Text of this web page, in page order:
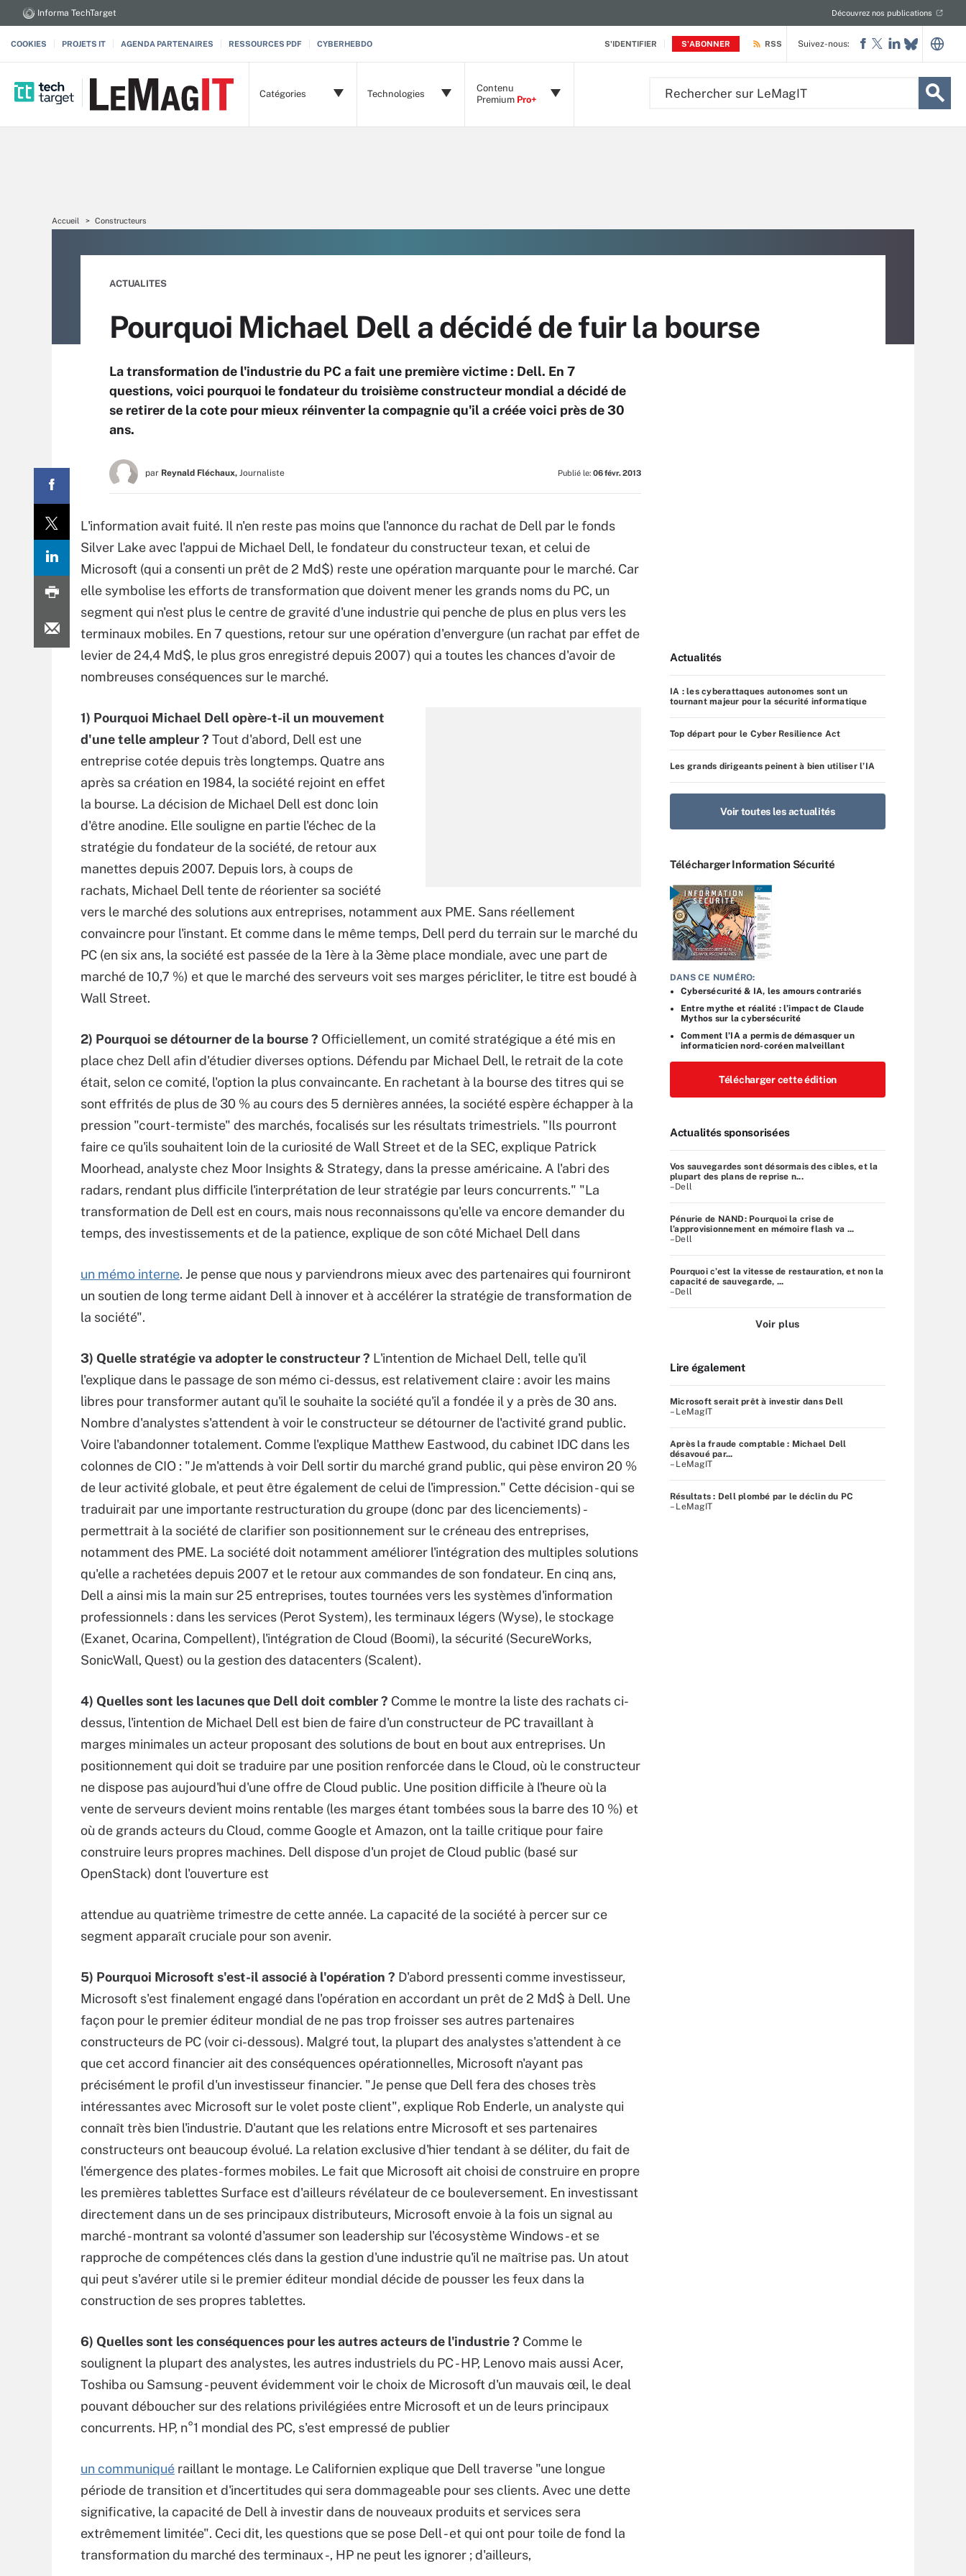
S'IDENTIFIER S'ABONNER
Informa TechTarget Découvrez nos publications
COOKIES PROJETS IT AGENDA PARTENAIRES RESSOURCES PDF CYBERHEBDO RSS
Catégories Technologies
Contenu
Premium Pro+
Suivez-nous:
Accueil Constructeurs
ACTUALITES
Pourquoi Michael Dell a décidé de fuir la bourse
La transformation de l'industrie du PC a fait une première victime : Dell. En 7
questions, voici pourquoi le fondateur du troisième constructeur mondial a décidé de
se retirer de la cote pour mieux réinventer la compagnie qu'il a créée voici près de 30
ans.
par Reynald Fléchaux, Journaliste Publié le: 06 févr. 2013
L'information avait fuité. Il n'en reste pas moins que l'annonce du rachat de Dell par le fonds
Silver Lake avec l'appui de Michael Dell, le fondateur du constructeur texan, et celui de
Microsoft (qui a consenti un prêt de 2 Md$) reste une opération marquante pour le marché. Car
elle symbolise les efforts de transformation que doivent mener les grands noms du PC, un
segment qui n'est plus le centre de gravité d'une industrie qui penche de plus en plus vers les
terminaux mobiles. En 7 questions, retour sur une opération d'envergure (un rachat par effet de
levier de 24,4 Md$, le plus gros enregistré depuis 2007) qui a toutes les chances d'avoir de
nombreuses conséquences sur le marché.
1) Pourquoi Michael Dell opère-t-il un mouvement
d'une telle ampleur ? Tout d'abord, Dell est une
entreprise cotée depuis très longtemps. Quatre ans
après sa création en 1984, la société rejoint en effet
la bourse. La décision de Michael Dell est donc loin
d'être anodine. Elle souligne en partie l'échec de la
stratégie du fondateur de la société, de retour aux
manettes depuis 2007. Depuis lors, à coups de
rachats, Michael Dell tente de réorienter sa société
vers le marché des solutions aux entreprises, notamment aux PME. Sans réellement
convaincre pour l'instant. Et comme dans le même temps, Dell perd du terrain sur le marché du
PC (en six ans, la société est passée de la 1ère à la 3ème place mondiale, avec une part de
marché de 10,7 %) et que le marché des serveurs voit ses marges péricliter, le titre est boudé à
Wall Street.
2) Pourquoi se détourner de la bourse ? Officiellement, un comité stratégique a été mis en
place chez Dell afin d'étudier diverses options. Défendu par Michael Dell, le retrait de la cote
était, selon ce comité, l'option la plus convaincante. En rachetant à la bourse des titres qui se
sont effrités de plus de 30 % au cours des 5 dernières années, la société espère échapper à la
pression "court-termiste" des marchés, focalisés sur les résultats trimestriels. "Ils pourront
faire ce qu'ils souhaitent loin de la curiosité de Wall Street et de la SEC, explique Patrick
Moorhead, analyste chez Moor Insights & Strategy, dans la presse américaine. A l'abri des
radars, rendant plus difficile l'interprétation de leur stratégie par leurs concurrents." "La
transformation de Dell est en cours, mais nous reconnaissons qu'elle va encore demander du
temps, des investissements et de la patience, explique de son côté Michael Dell dans
un mémo interne. Je pense que nous y parviendrons mieux avec des partenaires qui fourniront
un soutien de long terme aidant Dell à innover et à accélérer la stratégie de transformation de
la société".
3) Quelle stratégie va adopter le constructeur ? L'intention de Michael Dell, telle qu'il
l'explique dans le passage de son mémo ci-dessus, est relativement claire : avoir les mains
libres pour transformer autant qu'il le souhaite la société qu'il a fondée il y a près de 30 ans.
Nombre d'analystes s'attendent à voir le constructeur se détourner de l'activité grand public.
Voire l'abandonner totalement. Comme l'explique Matthew Eastwood, du cabinet IDC dans les
colonnes de CIO : "Je m'attends à voir Dell sortir du marché grand public, qui pèse environ 20 %
de leur activité globale, et peut être également de celui de l'impression." Cette décision - qui se
traduirait par une importante restructuration du groupe (donc par des licenciements) -
permettrait à la société de clarifier son positionnement sur le créneau des entreprises,
notamment des PME. La société doit notamment améliorer l'intégration des multiples solutions
qu'elle a rachetées depuis 2007 et le retour aux commandes de son fondateur. En cinq ans,
Dell a ainsi mis la main sur 25 entreprises, toutes tournées vers les systèmes d'information
professionnels : dans les services (Perot System), les terminaux légers (Wyse), le stockage
(Exanet, Ocarina, Compellent), l'intégration de Cloud (Boomi), la sécurité (SecureWorks,
SonicWall, Quest) ou la gestion des datacenters (Scalent).
4) Quelles sont les lacunes que Dell doit combler ? Comme le montre la liste des rachats ci-
dessus, l'intention de Michael Dell est bien de faire d'un constructeur de PC travaillant à
marges minimales un acteur proposant des solutions de bout en bout aux entreprises. Un
positionnement qui doit se traduire par une position renforcée dans le Cloud, où le constructeur
ne dispose pas aujourd'hui d'une offre de Cloud public. Une position difficile à l'heure où la
vente de serveurs devient moins rentable (les marges étant tombées sous la barre des 10 %) et
où de grands acteurs du Cloud, comme Google et Amazon, ont la taille critique pour faire
construire leurs propres machines. Dell dispose d'un projet de Cloud public (basé sur
OpenStack) dont l'ouverture est
attendue au quatrième trimestre de cette année. La capacité de la société à percer sur ce
segment apparaît cruciale pour son avenir.
5) Pourquoi Microsoft s'est-il associé à l'opération ? D'abord pressenti comme investisseur,
Microsoft s'est finalement engagé dans l'opération en accordant un prêt de 2 Md$ à Dell. Une
façon pour le premier éditeur mondial de ne pas trop froisser ses autres partenaires
constructeurs de PC (voir ci-dessous). Malgré tout, la plupart des analystes s'attendent à ce
que cet accord financier ait des conséquences opérationnelles, Microsoft n'ayant pas
précisément le profil d'un investisseur financier. "Je pense que Dell fera des choses très
intéressantes avec Microsoft sur le volet poste client", explique Rob Enderle, un analyste qui
connaît très bien l'industrie. D'autant que les relations entre Microsoft et ses partenaires
constructeurs ont beaucoup évolué. La relation exclusive d'hier tendant à se déliter, du fait de
l'émergence des plates-formes mobiles. Le fait que Microsoft ait choisi de construire en propre
les premières tablettes Surface est d'ailleurs révélateur de ce bouleversement. En investissant
directement dans un de ses principaux distributeurs, Microsoft envoie à la fois un signal au
marché - montrant sa volonté d'assumer son leadership sur l'écosystème Windows - et se
rapproche de compétences clés dans la gestion d'une industrie qu'il ne maîtrise pas. Un atout
qui peut s'avérer utile si le premier éditeur mondial décide de pousser les feux dans la
construction de ses propres tablettes.
6) Quelles sont les conséquences pour les autres acteurs de l'industrie ? Comme le
soulignent la plupart des analystes, les autres industriels du PC - HP, Lenovo mais aussi Acer,
Toshiba ou Samsung - peuvent évidemment voir le choix de Microsoft d'un mauvais œil, le deal
pouvant déboucher sur des relations privilégiées entre Microsoft et un de leurs principaux
concurrents. HP, n°1 mondial des PC, s'est empressé de publier
un communiqué raillant le montage. Le Californien explique que Dell traverse "une longue
période de transition et d'incertitudes qui sera dommageable pour ses clients. Avec une dette
significative, la capacité de Dell à investir dans de nouveaux produits et services sera
extrêmement limitée". Ceci dit, les questions que se pose Dell - et qui ont pour toile de fond la
transformation du marché des terminaux -, HP ne peut les ignorer ; d'ailleurs,
Actualités
IA : les cyberattaques autonomes sont un
tournant majeur pour la sécurité informatique
Top départ pour le Cyber Resilience Act
Les grands dirigeants peinent à bien utiliser l’IA
Voir toutes les actualités
Télécharger Information Sécurité
DANS CE NUMÉRO:
Cybersécurité & IA, les amours contrariés
Entre mythe et réalité : l’impact de Claude
Mythos sur la cybersécurité
Comment l’IA a permis de démasquer un
informaticien nord-coréen malveillant
Télécharger cette édition
Actualités sponsorisées
Vos sauvegardes sont désormais des cibles, et la
plupart des plans de reprise n...
–Dell
Pénurie de NAND: Pourquoi la crise de
l’approvisionnement en mémoire flash va ...
–Dell
Pourquoi c’est la vitesse de restauration, et non la
capacité de sauvegarde, ...
–Dell
Voir plus
Lire également
Microsoft serait prêt à investir dans Dell
– LeMagIT
Après la fraude comptable : Michael Dell
désavoué par...
– LeMagIT
Résultats : Dell plombé par le déclin du PC
– LeMagIT